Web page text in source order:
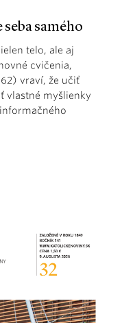
seba samého
telo, ale aj
cvičenia,
vraví, že učiť
vlastné myšlienky